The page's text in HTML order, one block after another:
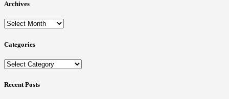
Archives
Archives
Categories
Categories
Recent Posts